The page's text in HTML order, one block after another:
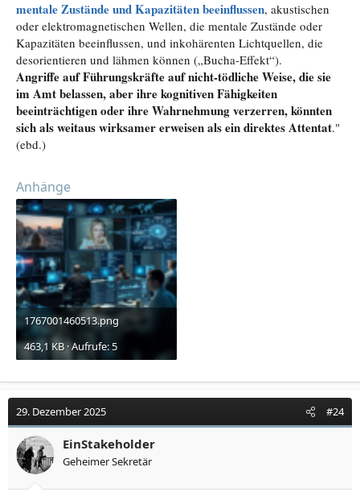
mentale Zustände und Kapazitäten beeinflussen, akustischen
oder elektromagnetischen Wellen, die mentale Zustände oder
Kapazitäten beeinflussen, und inkohärenten Lichtquellen, die
desorientieren und lähmen können („Bucha-Effekt“).
Angriffe auf Führungskräfte aufnicht-tödliche Weise, die sie
im Amt belassen, aber ihre kognitiven Fähigkeiten
beeinträchtigen oder ihre Wahrnehmung verzerren, könnten
sich als weitaus wirksamer erweisen als ein direktes Attentat."
(ebd.)
Anhänge
1767001460513.png
463,1 KB · Aufrufe: 5
29. Dezember 2025 #24
EinStakeholder
Geheimer Sekretär